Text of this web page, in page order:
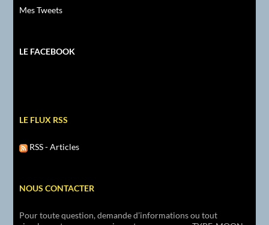
Mes Tweets
LE FACEBOOK
LE FLUX RSS
RSS - Articles
NOUS CONTACTER
Pour toute question, demande d’informations ou tout